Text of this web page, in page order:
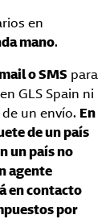
en
mano.
o SMS para
GLS Spain ni
un envío. En
de un país
un país no
agente
en contacto
por